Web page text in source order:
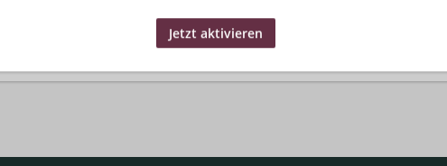
Registriere dich für unseren praktischenJob-Alert
um regelmäßig
kannst du dir praktische Tipps und Vorlagen
Ein Schwerbehindertenausweis ist nicht erforderlich, um dich zu